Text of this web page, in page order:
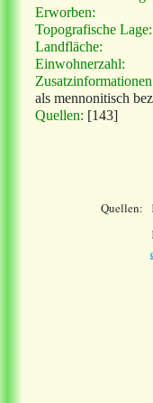
Erworben:
Topografische Lage:
Landfläche:
Einwohnerzahl:
als mennonitisch
Quellen: [143]
Quellen: